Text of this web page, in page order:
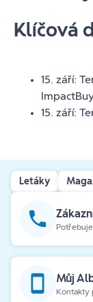
Klíčová
15. září:
15. září:
Letáky
Můj
Kontakty